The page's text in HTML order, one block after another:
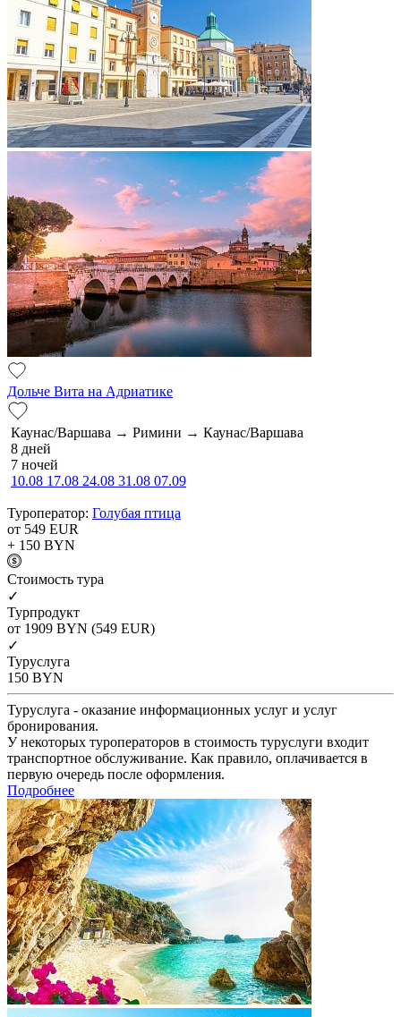
Дольче Вита на Адриатике
Каунас/Варшава → Римини → Каунас/Варшава
8 дней
7 ночей
10.08 17.08 24.08 31.08 07.09
Туроператор: Голубая птица
от 549 EUR
+ 150 BYN
Cтоимость тура
✓
Турпродукт
от 1909 BYN (549 EUR)
✓
Туруслуга
150 BYN
Туруслуга - оказание информационных услуг и услуг
бронирования.
У некоторых туроператоров в стоимость туруслуги входит
транспортное обслуживание. Как правило, оплачивается в
первую очередь после оформления.
Подробнее